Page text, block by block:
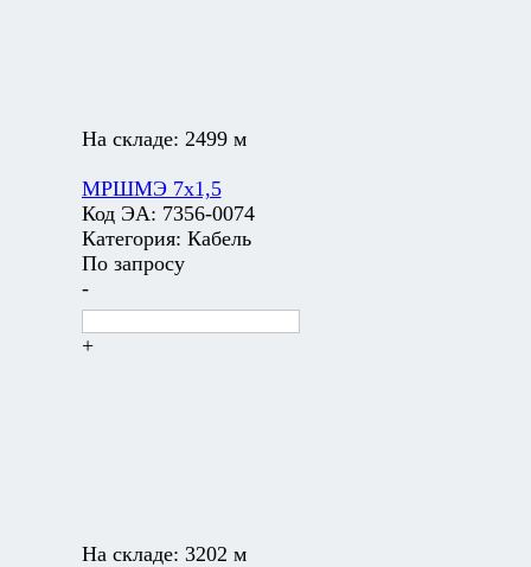
На складе: 2499 м
МРШМЭ 7х1,5
Код ЭА: 7356-0074
Категория: Кабель
По запросу
-
+
На складе: 3202 м